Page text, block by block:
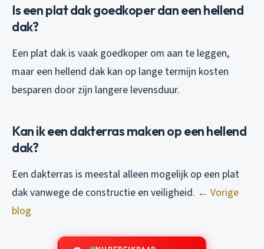
Is een plat dak goedkoper dan een hellend
dak?
Een plat dak is vaak goedkoper om aan te leggen,
maar een hellend dak kan op lange termijn kosten
besparen door zijn langere levensduur.
Kan ik een dakterras maken op een hellend
dak?
Een dakterras is meestal alleen mogelijk op een plat
dak vanwege de constructie en veiligheid. ← Vorige
blog